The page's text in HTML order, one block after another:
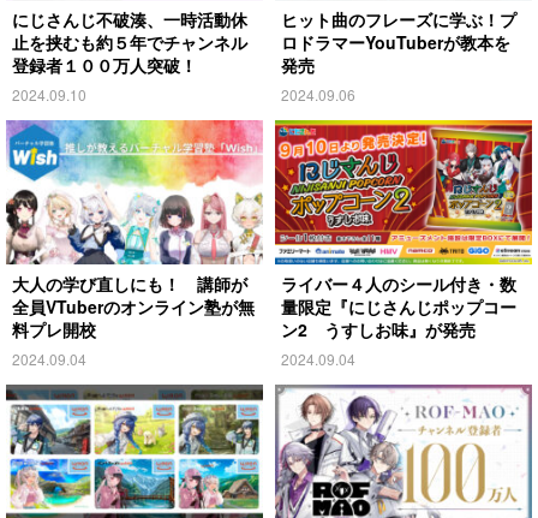
にじさんじ不破湊、一時活動休
止を挟むも約５年でチャンネル
登録者１００万人突破！
2024.09.10
ヒット曲のフレーズに学ぶ！プ
ロドラマーYouTuberが教本を
発売
2024.09.06
大人の学び直しにも！ 講師が
全員VTuberのオンライン塾が無
料プレ開校
2024.09.04
ライバー４人のシール付き・数
量限定『にじさんじポップコー
ン2 うすしお味』が発売
2024.09.04